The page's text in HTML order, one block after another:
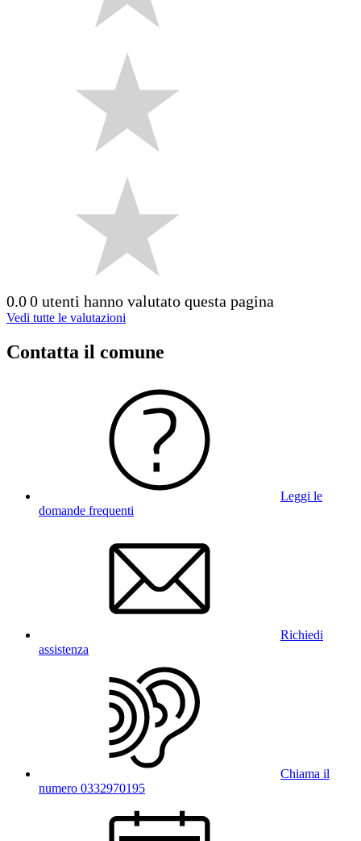
0.00 utenti hanno valutato questa pagina
Vedi tutte le valutazioni
Contatta il comune
Leggi le
domande frequenti
Richiedi
assistenza
Chiama il
numero 0332970195